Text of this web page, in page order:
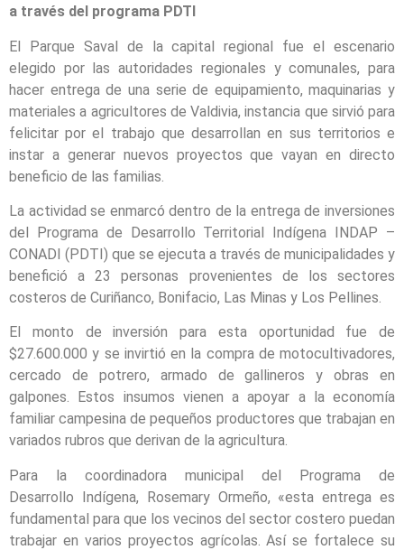
a través del programa PDTI
El Parque Saval de la capital regional fue el escenario
elegido por las autoridades regionales y comunales, para
hacer entrega de una serie de equipamiento, maquinarias y
materiales a agricultores de Valdivia, instancia que sirvió para
felicitar por el trabajo que desarrollan en sus territorios e
instar a generar nuevos proyectos que vayan en directo
beneficio de las familias.
La actividad se enmarcó dentro de la entrega de inversiones
del Programa de Desarrollo Territorial Indígena INDAP –
CONADI (PDTI) que se ejecuta a través de municipalidades y
benefició a 23 personas provenientes de los sectores
costeros de Curiñanco, Bonifacio, Las Minas y Los Pellines.
El monto de inversión para esta oportunidad fue de
$27.600.000 y se invirtió en la compra de motocultivadores,
cercado de potrero, armado de gallineros y obras en
galpones. Estos insumos vienen a apoyar a la economía
familiar campesina de pequeños productores que trabajan en
variados rubros que derivan de la agricultura.
Para la coordinadora municipal del Programa de
Desarrollo Indígena, Rosemary Ormeño, «esta entrega es
fundamental para que los vecinos del sector costero puedan
trabajar en varios proyectos agrícolas. Así se fortalece su